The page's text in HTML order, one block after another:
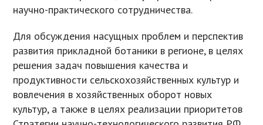
научно-практического сотрудничества.
Для обсуждения насущных проблем и перспектив
развития прикладной ботаники в регионе, в целях
решения задач повышения качества и
продуктивности сельскохозяйственных культур и
вовлечения в хозяйственных оборот новых
культур, а также в целях реализации приоритетов